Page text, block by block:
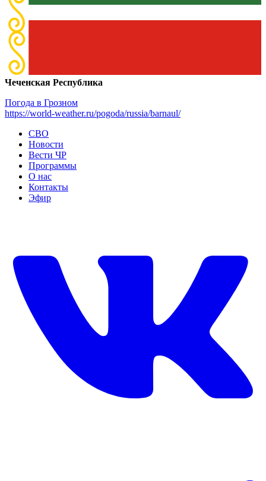
Чеченская Республика
Погода в Грозном
https://world-weather.ru/pogoda/russia/barnaul/
СВО
Новости
Вести ЧР
Программы
О нас
Контакты
Эфир